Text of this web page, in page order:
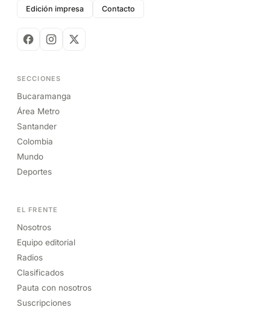
Edición impresa Contacto
SECCIONES
Bucaramanga
Área Metro
Santander
Colombia
Mundo
Deportes
EL FRENTE
Nosotros
Equipo editorial
Radios
Clasificados
Pauta con nosotros
Suscripciones